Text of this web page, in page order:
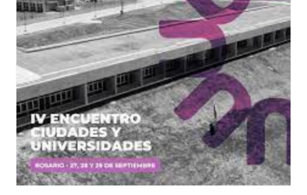
Eventos e Certificados
Comunicação
Buscar
resultados
para: